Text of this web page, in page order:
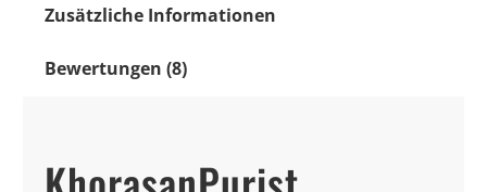
Zusätzliche Informationen
Bewertungen (8)